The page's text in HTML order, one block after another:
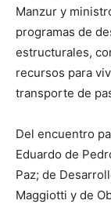
Manzur y
programas de
estructurales,
recursos para
transporte de
Del encuentro
Eduardo de
Paz; de
Maggiotti y de